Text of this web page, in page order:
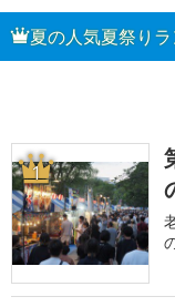
夏の人気夏祭り
1